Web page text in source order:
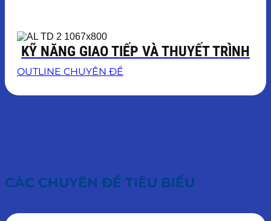
KỸ NĂNG GIAO TIẾP VÀ THUYẾT TRÌNH
OUTLINE CHUYÊN ĐỀ
CÁC CHUYÊN ĐỀ TIÊU BIỂU